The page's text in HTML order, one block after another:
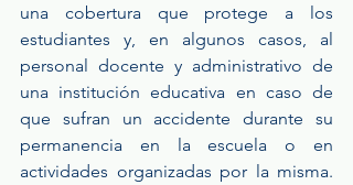
una cobertura que protege a los
estudiantes y, en algunos casos, al
personal docente y administrativo de
una institución educativa en caso de
que sufran un accidente durante su
permanencia en la escuela o en
actividades organizadas por la misma.